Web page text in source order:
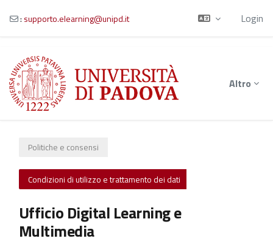
Vai al contenuto principale
: supporto.elearning@unipd.it Login
Altro
Politiche e consensi
Condizioni di utilizzo e trattamento dei dati
Ufficio Digital Learning e
Multimedia